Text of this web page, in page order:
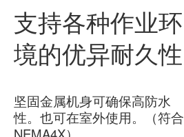
支持各种作业环
境的优异耐久性
坚固金属机身可确保高防水
性。也可在室外使用。（符合